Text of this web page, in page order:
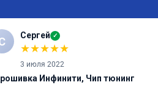
Сергей ✓
★★★★★
3 июля 2022
Инфинити, Чип тюнинг